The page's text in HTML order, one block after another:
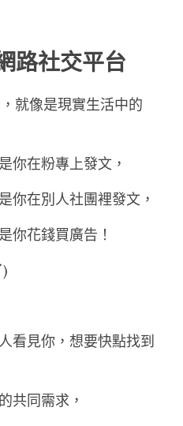
路社交平台
就像是現實生活中的
你在粉專上發文，
你在別人社團裡發文，
你花錢買廣告！
看見你，想要快點找到
共同需求，